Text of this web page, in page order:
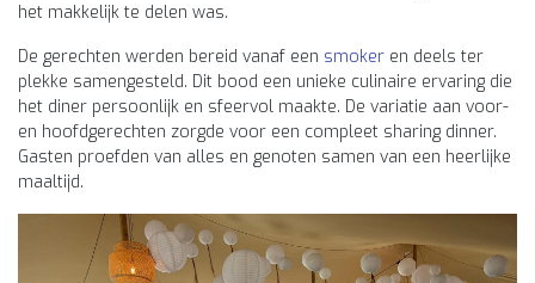
het makkelijk te delen was.
De gerechten werden bereid vanaf een smoker en deels ter
plekke samengesteld. Dit bood een unieke culinaire ervaring die
het diner persoonlijk en sfeervol maakte. De variatie aan voor-
en hoofdgerechten zorgde voor een compleet sharing dinner.
Gasten proefden van alles en genoten samen van een heerlijke
maaltijd.